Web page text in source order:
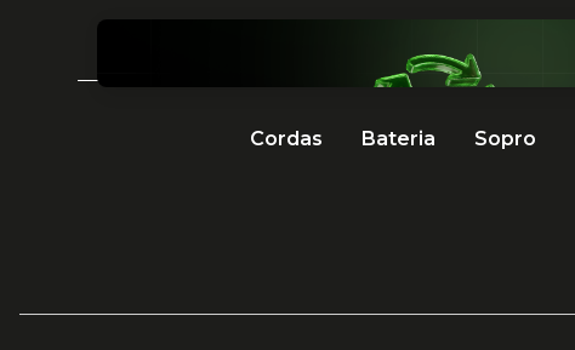
Cordas Bateria Sopro